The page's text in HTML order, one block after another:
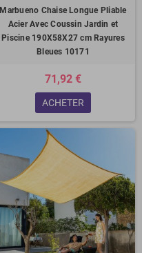
Marbueno Chaise Longue Pliable
Acier Avec Coussin Jardin et
Piscine 190X58X27 cm Rayures
Bleues 10171
71,92 €
ACHETER